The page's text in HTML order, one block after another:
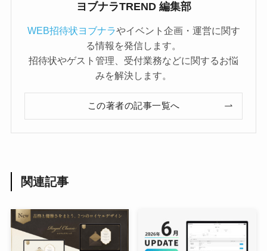
ヨブナラTREND 編集部
WEB招待状ヨブナラやイベント企画・運営に関す
る情報を発信します。
招待状やゲスト管理、受付業務などに関するお悩
みを解決します。
この著者の記事一覧へ
関連記事